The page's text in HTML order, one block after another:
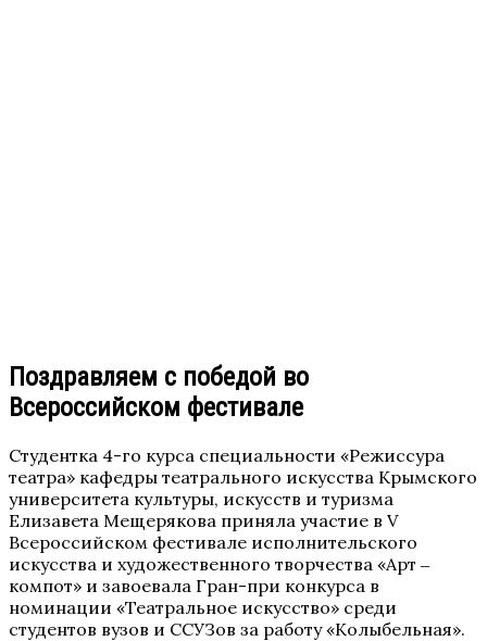
Поздравляем с победой во
Всероссийском фестивале
Студентка 4-го курса специальности «Режиссура
театра» кафедры театрального искусства Крымского
университета культуры, искусств и туризма
Елизавета Мещерякова приняла участие в V
Всероссийском фестивале исполнительского
искусства и художественного творчества «Арт ‒
компот» и завоевала Гран-при конкурса в
номинации «Театральное искусство» среди
студентов вузов и ССУЗов за работу «Колыбельная».